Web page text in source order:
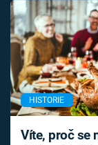
HISTORIE
Víte, proč se